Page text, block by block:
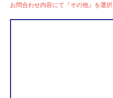
お問合わせ内容にて『その他』を選